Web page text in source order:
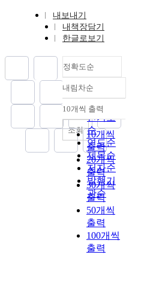
내보내기
내책장담기
한글로보기
정확도순
정확도
순
인기도
순
연도순
제목순
저자순
발행기
관순
내림차순
내림차순
10개씩 출력
10개씩
출력
20개씩
출력
30개씩
출력
50개씩
출력
100개씩
출력
조회